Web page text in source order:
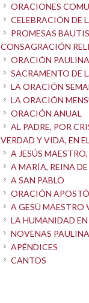
ORACIONES
CELEBRACIÓN DE
PROMESAS
CONSAGRACIÓN
ORACIÓN
SACRAMENTO DE
LA ORACIÓN
LA ORACIÓN
ORACIÓN ANUAL
AL PADRE, POR
VERDAD Y VIDA, EN
A JESÚS
A MARÍA, REINA
A SAN PABLO
ORACIÓN
A GESÙ MAESTRO
LA HUMANIDAD
NOVENAS
APÉNDICES
CANTOS